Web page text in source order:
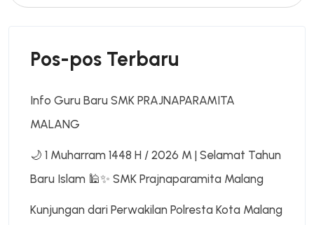
Pos-pos Terbaru
Info Guru Baru SMK PRAJNAPARAMITA
MALANG
🌙 1 Muharram 1448 H / 2026 M | Selamat Tahun
Baru Islam 🕌✨ SMK Prajnaparamita Malang
Kunjungan dari Perwakilan Polresta Kota Malang